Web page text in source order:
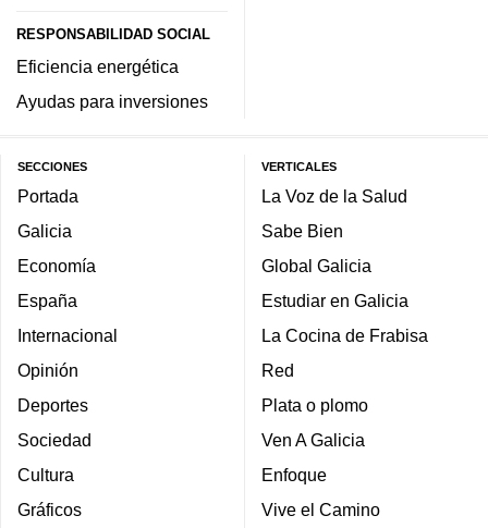
RESPONSABILIDAD SOCIAL
Eficiencia energética
Ayudas para inversiones
SECCIONES
Portada
Galicia
Economía
España
Internacional
Opinión
Deportes
Sociedad
Cultura
Gráficos
VERTICALES
La Voz de la Salud
Sabe Bien
Global Galicia
Estudiar en Galicia
La Cocina de Frabisa
Red
Plata o plomo
Ven A Galicia
Enfoque
Vive el Camino